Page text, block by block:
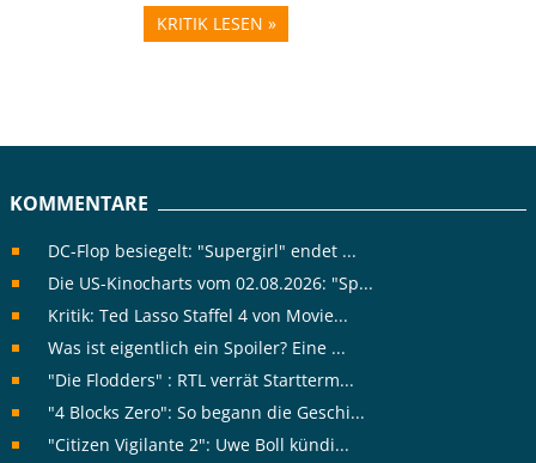
KRITIK LESEN »
KOMMENTARE
DC-Flop besiegelt: "Supergirl" endet ...
Die US-Kinocharts vom 02.08.2026: "Sp...
Kritik: Ted Lasso Staffel 4 von Movie...
Was ist eigentlich ein Spoiler? Eine ...
"Die Flodders" : RTL verrät Startterm...
"4 Blocks Zero": So begann die Geschi...
"Citizen Vigilante 2": Uwe Boll kündi...